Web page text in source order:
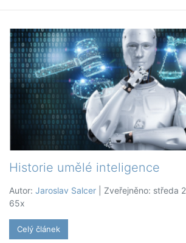
Historie umělé inteligence
Autor: Jaroslav Salcer | Zveřejněno: středa
65x
Celý článek